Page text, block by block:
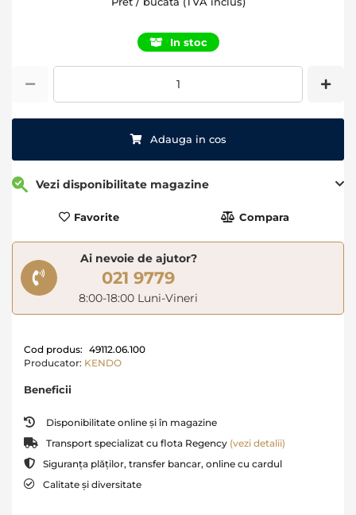
In stoc
Adauga in cos
Vezi disponibilitate magazine
Favorite Compara
Ai nevoie de ajutor?
021 9779
8:00-18:00 Luni-Vineri
Cod produs: 49112.06.100
Producator: KENDO
Beneficii
Disponibilitate online și în magazine
Transport specializat cu flota Regency (vezi detalii)
Siguranța plăților, transfer bancar, online cu cardul
Calitate și diversitate